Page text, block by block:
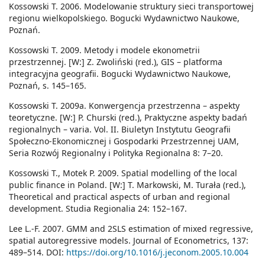
Kossowski T. 2006. Modelowanie struktury sieci transportowej
regionu wielkopolskiego. Bogucki Wydawnictwo Naukowe,
Poznań.
Kossowski T. 2009. Metody i modele ekonometrii
przestrzennej. [W:] Z. Zwoliński (red.), GIS – platforma
integracyjna geografii. Bogucki Wydawnictwo Naukowe,
Poznań, s. 145–165.
Kossowski T. 2009a. Konwergencja przestrzenna – aspekty
teoretyczne. [W:] P. Churski (red.), Praktyczne aspekty badań
regionalnych – varia. Vol. II. Biuletyn Instytutu Geografii
Społeczno-Ekonomicznej i Gospodarki Przestrzennej UAM,
Seria Rozwój Regionalny i Polityka Regionalna 8: 7–20.
Kossowski T., Motek P. 2009. Spatial modelling of the local
public finance in Poland. [W:] T. Markowski, M. Turała (red.),
Theoretical and practical aspects of urban and regional
development. Studia Regionalia 24: 152–167.
Lee L.-F. 2007. GMM and 2SLS estimation of mixed regressive,
spatial autoregressive models. Journal of Econometrics, 137:
489–514. DOI: https://doi.org/10.1016/j.jeconom.2005.10.004